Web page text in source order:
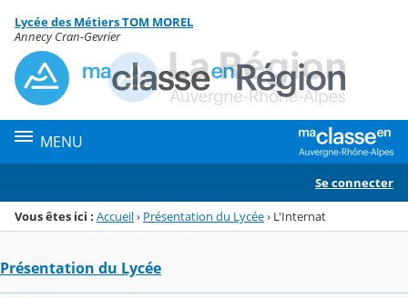
Menu de la rubrique
Contenu
Lycée des Métiers TOM MOREL
Annecy Cran-Gevrier
MENU
Se connecter
Vous êtes ici : Accueil› Présentation du Lycée› L'Internat
Présentation du Lycée